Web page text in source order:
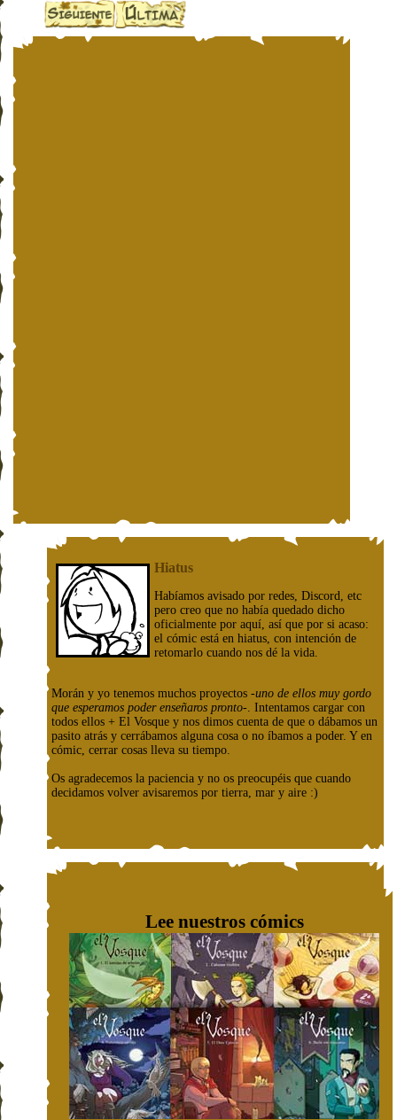
Hiatus
Habíamos avisado por redes, Discord, etc
pero creo que no había quedado dicho
oficialmente por aquí, así que por si acaso:
el cómic está en hiatus, con intención de
retomarlo cuando nos dé la vida.
Morán y yo tenemos muchos proyectos -uno de ellos muy gordo
que esperamos poder enseñaros pronto- . Intentamos cargar con
todos ellos + El Vosque y nos dimos cuenta de que o dábamos un
pasito atrás y cerrábamos alguna cosa o no íbamos a poder. Y en
cómic, cerrar cosas lleva su tiempo.
Os agradecemos la paciencia y no os preocupéis que cuando
decidamos volver avisaremos por tierra, mar y aire :)
Lee nuestros cómics